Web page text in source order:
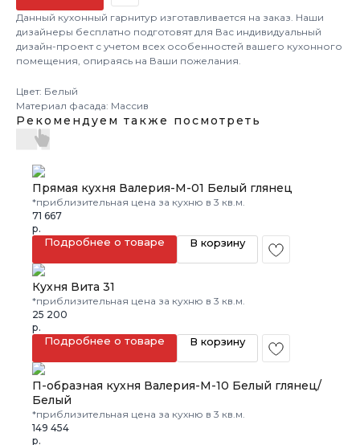
Данный кухонный гарнитур изготавливается на заказ. Наши
дизайнеры бесплатно подготовят для Вас индивидуальный
дизайн-проект с учетом всех особенностей вашего кухонного
помещения, опираясь на Ваши пожелания.
Цвет: Белый
Материал фасада: Массив
Рекомендуем также посмотреть
Прямая кухня Валерия-М-01 Белый глянец
*приблизительная цена за кухню в 3 кв.м.
71 667
р.
Подробнее о товаре В корзину
Кухня Вита 31
*приблизительная цена за кухню в 3 кв.м.
25 200
р.
Подробнее о товаре В корзину
П-образная кухня Валерия-М-10 Белый глянец/
Белый
*приблизительная цена за кухню в 3 кв.м.
149 454
р.